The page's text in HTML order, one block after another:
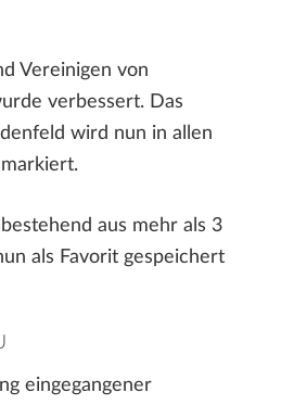
Vereinigen von
verbessert. Das
wird nun in allen
aus mehr als 3
als Favorit gespeichert
eingegangener